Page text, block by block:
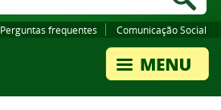
Perguntas frequentes Comunicação Social